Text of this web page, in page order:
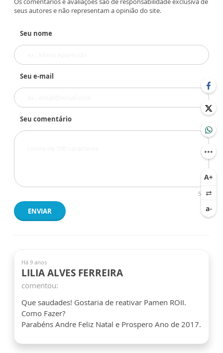
seus autores e não representam a opinião do site.
Seu nome
Seu e-mail
Seu comentário
500
ENVIAR
Há 9 anos
LILIA ALVES FERREIRA
comentou:
Que saudades! Gostaria de reativar Pamen ROII.
Como Fazer?
Parabéns Andre Feliz Natal e Prospero Ano de 2017.